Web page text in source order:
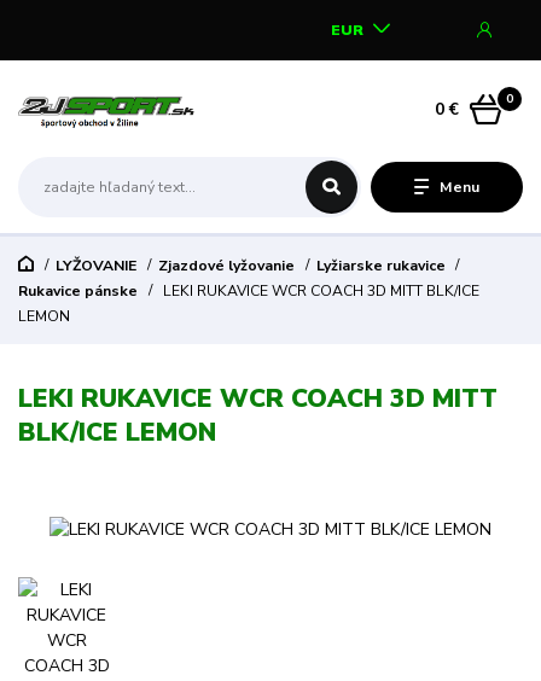
Menu
EUR
0
0 €
LYŽOVANIE Zjazdové lyžovanie
Lyžiarske rukavice
Rukavice pánske
LEKI RUKAVICE WCR COACH 3D MITT BLK/ICE
LEMON
LEKI RUKAVICE WCR COACH 3D MITT
BLK/ICE LEMON